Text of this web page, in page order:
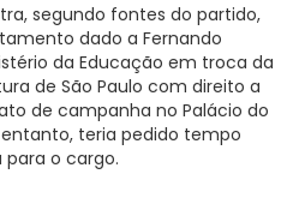
segundo fontes do partido,
dado a Fernando
da Educação em troca da
de São Paulo com direito a
de campanha no Palácio do
teria pedido tempo
o cargo.